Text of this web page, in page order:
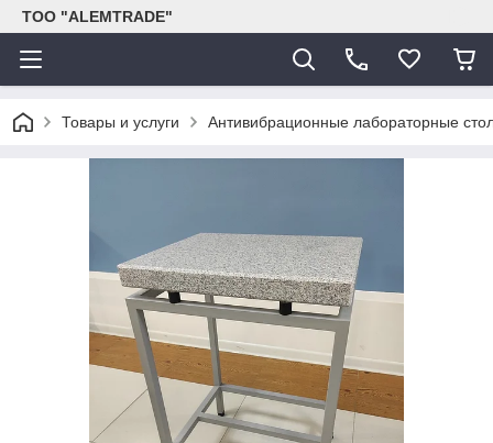
ТОО "ALEMTRADE"
Товары и услуги Антивибрационные лабораторные